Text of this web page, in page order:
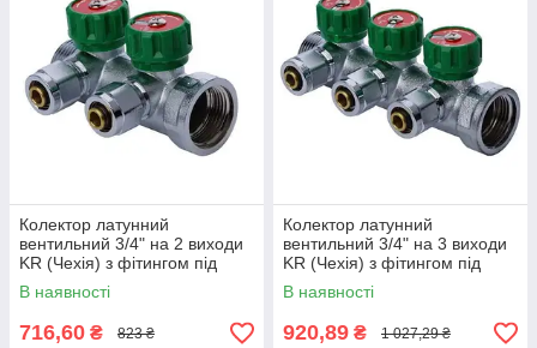
Колектор латунний
вентильний 3/4" на 2 виходи
KR (Чехія) з фітингом під
трубу 16 мм
В наявності
716,60 ₴ 823 ₴
Колектор латунний
вентильний 3/4" на 3 виходи
KR (Чехія) з фітингом під
трубу 16 мм
В наявності
920,89 ₴ 1 027,29 ₴